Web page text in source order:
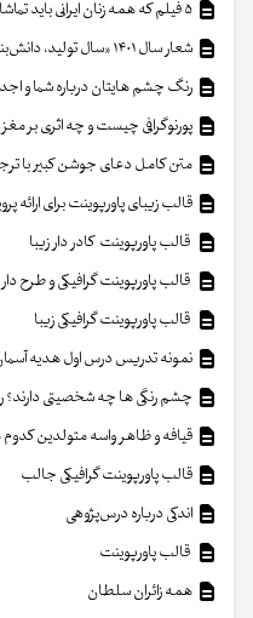
شعار سال ۱۴۰۱ «سال تولید، دانش‌بنیان و اشتغال‌آفرین»
رنگ چشم هایتان درباره شما و
پورنوگرافی چیست و چه اثری بر
متن کامل دعای جوشن کبیر با
قالب زیبای پاورپوینت برای ارائه
قالب پاورپوینت کادر دار زیبا
قالب پاورپوینت گرافیکی و طرح دار
قالب پاورپوینت گرافیکی زیبا
نمونه تدریس درس اول هدیه
چشم رنگی ها چه شخصیتی
قیافه و ظاهر واسه متولدین
قالب پاورپوینت گرافیکی جالب
اندکی درباره درس‌پژوهی
قالب پاورپوینت
همه زائران سلطان